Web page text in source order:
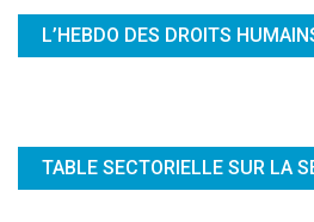
L’HEBDO DES DROITS
TABLE SECTORIELLE SUR LA